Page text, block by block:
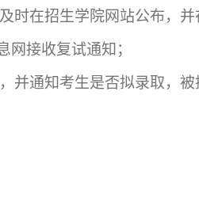
时在招生学院网站公布，
接收复试通知；
并通知考生是否拟录取，被